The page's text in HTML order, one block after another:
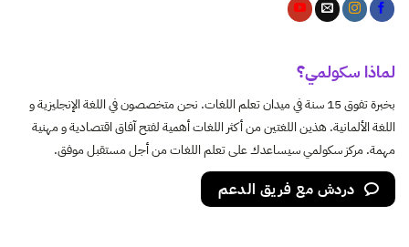
لماذا سكولمي؟
بخبرة تفوق 15 سنة في ميدان تعلم اللغات. نحن متخصصون في اللغة الإنجليزية و
اللغة الألمانية. هذين اللغتين من أكثر اللغات أهمية لفتح آفاق اقتصادية و مهنية
مهمة. مركز سكولمي سيساعدك على تعلم اللغات من أجل مستقبل موفق.
دردش مع فريق الدعم